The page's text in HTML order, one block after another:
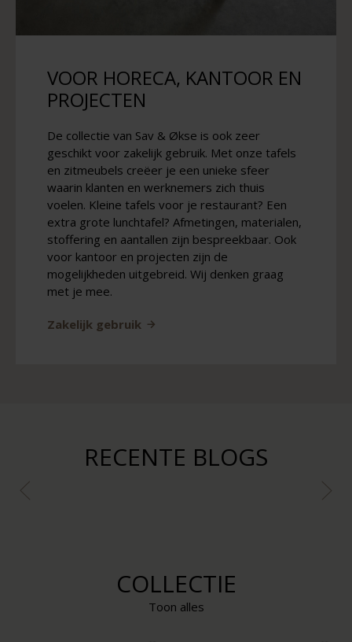
VOOR HORECA, KANTOOR EN
PROJECTEN
De collectie van Sav & Økse is ook zeer
geschikt voor zakelijk gebruik. Met onze tafels
en zitmeubels creëer je een unieke sfeer
waarin klanten en werknemers zich thuis
voelen. Kleine tafels voor je restaurant? Een
extra grote lunchtafel? Afmetingen, materialen,
stoffering en aantallen zijn bespreekbaar. Ook
voor kantoor en projecten zijn de
mogelijkheden uitgebreid. Wij denken graag
met je mee.
Zakelijk gebruik
RECENTE BLOGS
COLLECTIE
Toon alles